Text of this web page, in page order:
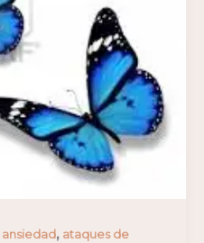
ansiedad, ataques de